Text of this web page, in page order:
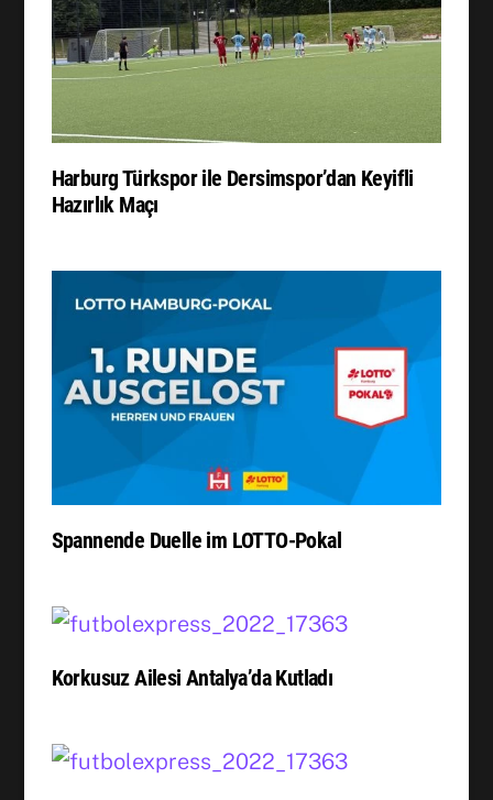
Harburg Türkspor ile Dersimspor’dan Keyifli
Hazırlık Maçı
Spannende Duelle im LOTTO-Pokal
Korkusuz Ailesi Antalya’da Kutladı